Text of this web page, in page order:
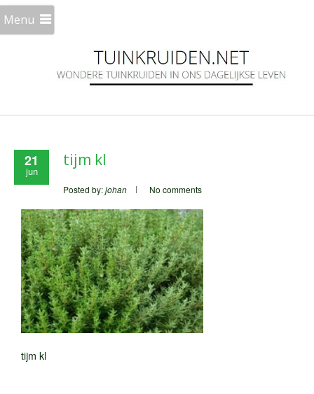
Menu
21
jun
tijm kl
Posted by:johan No comments
tijm kl